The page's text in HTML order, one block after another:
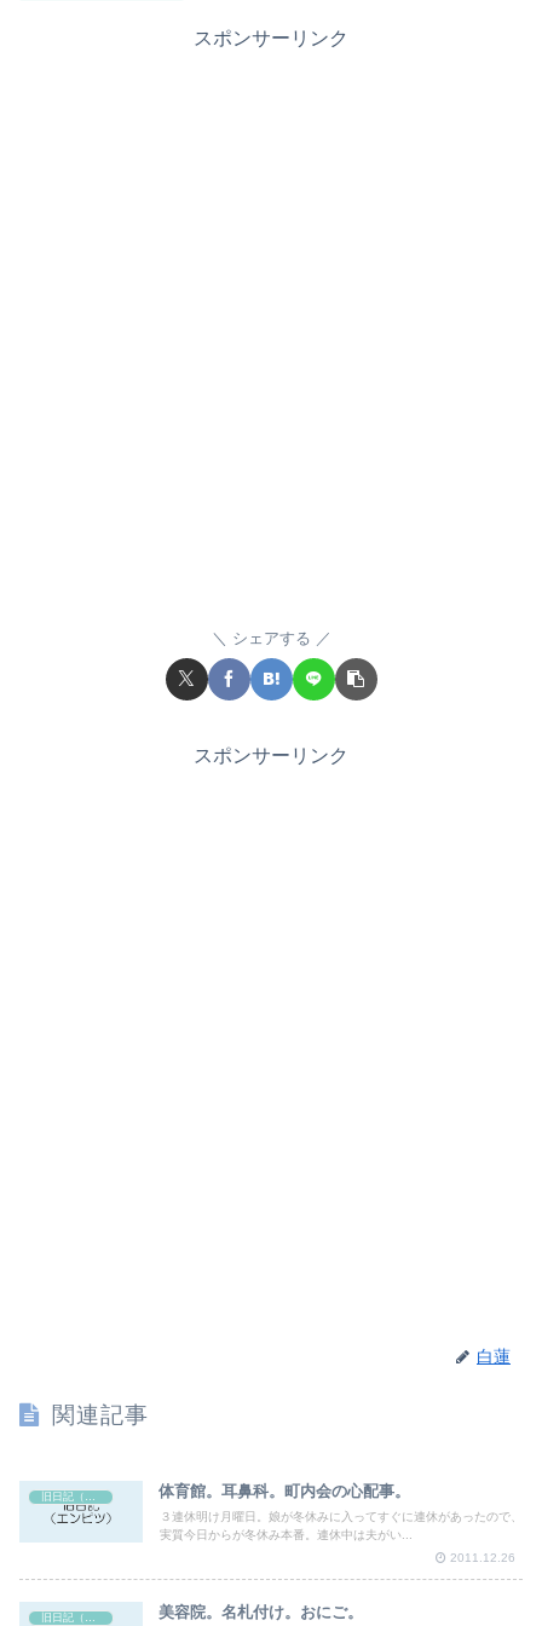
スポンサーリンク
シェアする
スポンサーリンク
白蓮
関連記事
旧日記（エンピツ） 体育館。耳鼻科。町内会の心配事。
３連休明け月曜日。娘が冬休みに入ってすぐに連休があったので、
実質今日からが冬休み本番。連休中は夫がい...
2011.12.26
旧日記（エンピツ） 美容院。名札付け。おにご。